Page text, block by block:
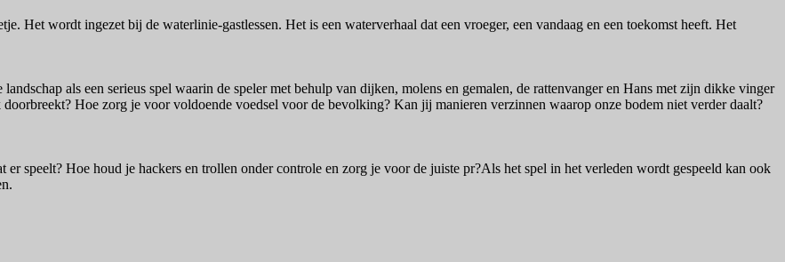
Het wordt ingezet bij de waterlinie-gastlessen. Het is een waterverhaal dat een vroeger, een vandaag en een toekomst heeft. Het
als een serieus spel waarin de speler met behulp van dijken, molens en gemalen, de rattenvanger en Hans met zijn dikke vinger
Hoe zorg je voor voldoende voedsel voor de bevolking? Kan jij manieren verzinnen waarop onze bodem niet verder daalt?
speelt? Hoe houd je hackers en trollen onder controle en zorg je voor de juiste pr?Als het spel in het verleden wordt gespeeld kan ook